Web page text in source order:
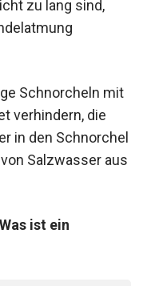
zu lang sind,
Schnorcheln mit
verhindern, die
in den Schnorchel
Salzwasser aus
Was ist ein